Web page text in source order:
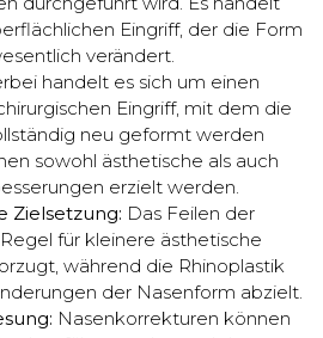
Eingriff, der die Form
verändert.
handelt es sich um einen
Eingriff, mit dem die
neu geformt werden
sowohl ästhetische als auch
erzielt werden.
Zielsetzung: Das Feilen der
für kleinere ästhetische
während die Rhinoplastik
der Nasenform abzielt.
Nasenkorrekturen können